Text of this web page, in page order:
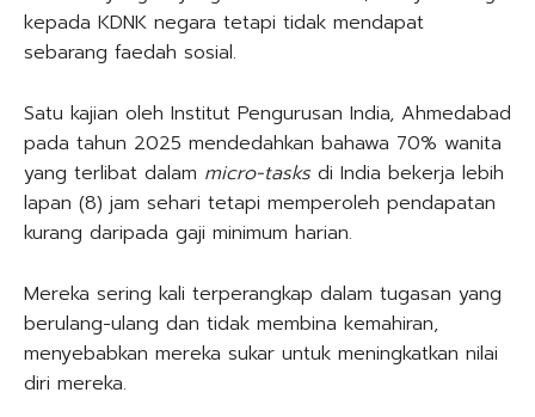
kepada KDNK negara tetapi tidak mendapat
sebarang faedah sosial.
Satu kajian oleh Institut Pengurusan India, Ahmedabad
pada tahun 2025 mendedahkan bahawa 70% wanita
yang terlibat dalam micro-tasks di India bekerja lebih
lapan (8) jam sehari tetapi memperoleh pendapatan
kurang daripada gaji minimum harian.
Mereka sering kali terperangkap dalam tugasan yang
berulang-ulang dan tidak membina kemahiran,
menyebabkan mereka sukar untuk meningkatkan nilai
diri mereka.